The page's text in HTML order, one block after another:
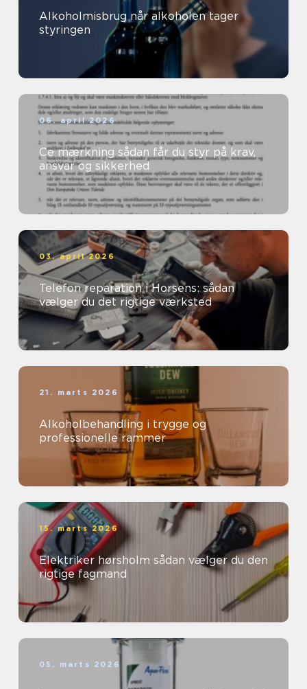
Alkoholmisbrug når alkoholen tager
styringen
06. april 2026
Ce mærkning sådan får du styr på krav,
ansvar og sikkerhed
03. april 2026
Telefon reparation i Horsens: sådan
vælger du det rigtige værksted
21. marts 2026
Alkoholbehandling i trygge og
professionelle rammer
15. marts 2026
Elektriker hørsholm sådan vælger du den
rigtige fagmand
05. marts 2026